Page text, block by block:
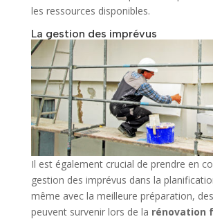
les ressources disponibles.
La gestion des imprévus
Il est également crucial de prendre en
gestion des imprévus dans la
même avec la meilleure préparation,
peuvent survenir lors de la rénovation